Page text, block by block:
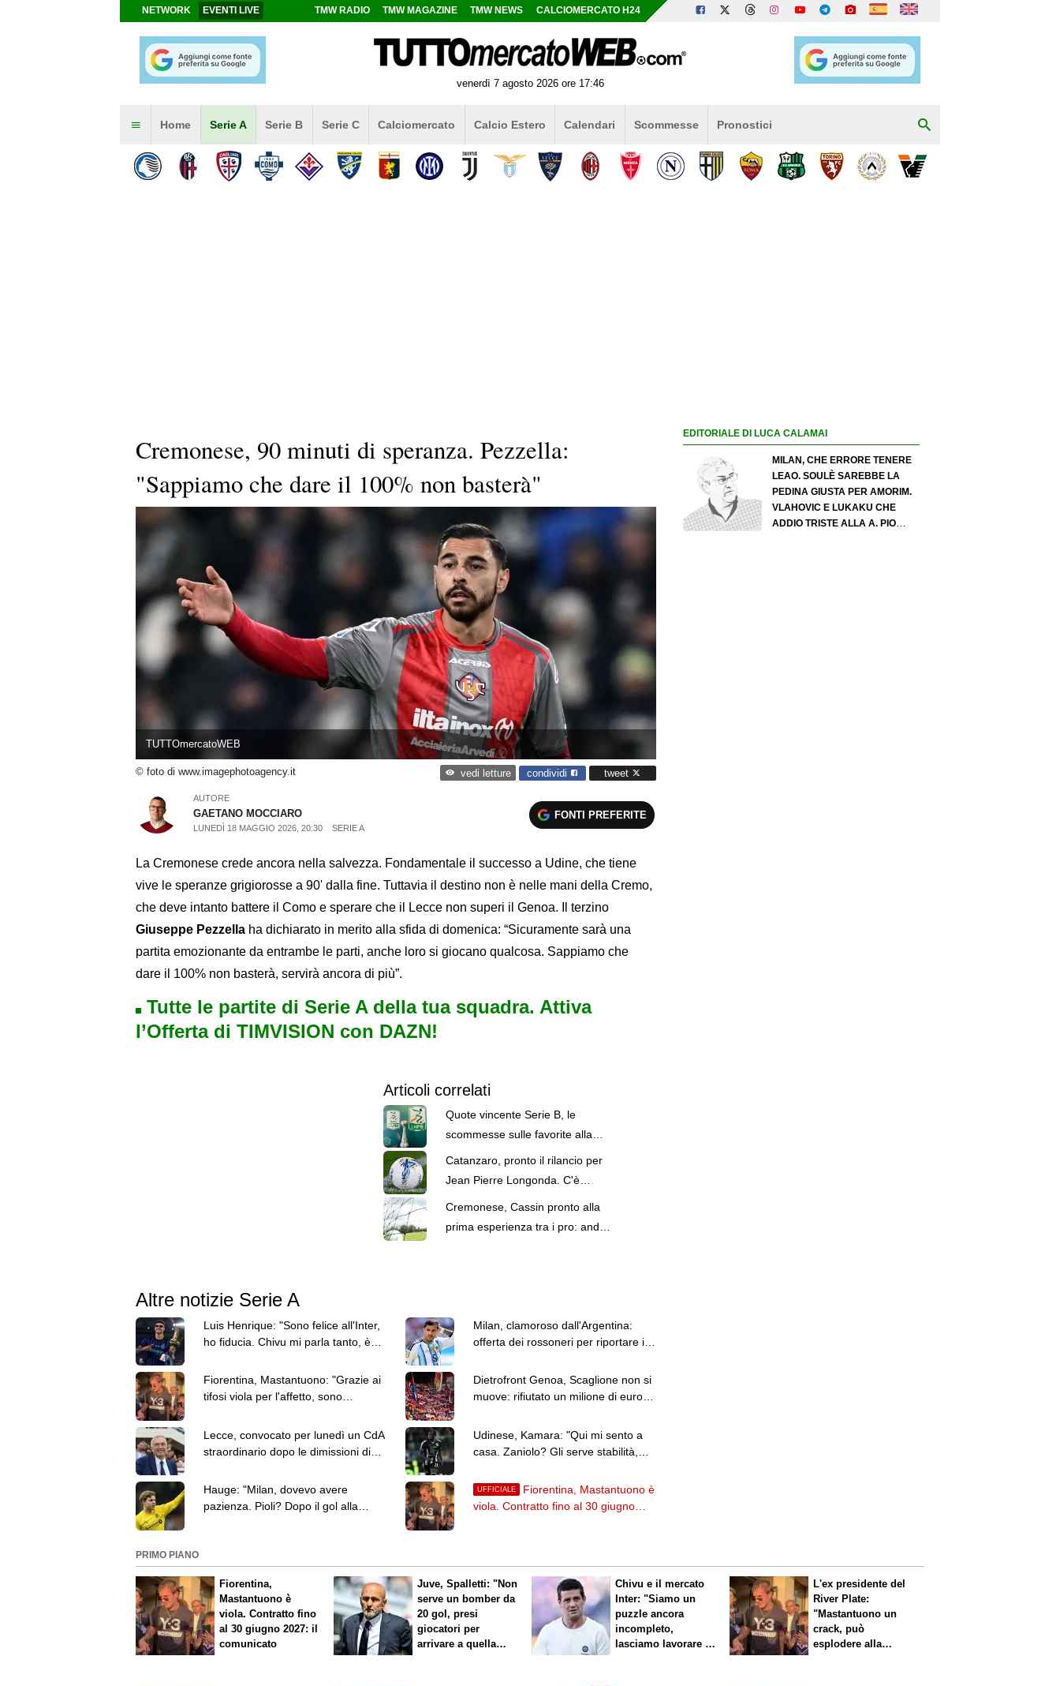
NETWORK EVENTI LIVE TMW RADIO TMW MAGAZINE TMW NEWS CALCIOMERCATO H24
venerdì 7 agosto 2026 ore 17:46
Home Serie A Serie B Serie C Calciomercato Calcio Estero Calendari Scommesse Pronostici
Cremonese, 90 minuti di speranza. Pezzella:
"Sappiamo che dare il 100% non basterà"
TUTTOmercatoWEB
© foto di www.imagephotoagency.it vedi letture condividi tweet
AUTORE
GAETANO MOCCIARO
LUNEDÌ 18 MAGGIO 2026, 20:30 SERIE A
FONTI PREFERITE
La Cremonese crede ancora nella salvezza. Fondamentale il successo a Udine, che tiene
vive le speranze grigiorosse a 90' dalla fine. Tuttavia il destino non è nelle mani della Cremo,
che deve intanto battere il Como e sperare che il Lecce non superi il Genoa. Il terzino
Giuseppe Pezzella ha dichiarato in merito alla sfida di domenica: “Sicuramente sarà una
partita emozionante da entrambe le parti, anche loro si giocano qualcosa. Sappiamo che
dare il 100% non basterà, servirà ancora di più”.
Tutte le partite di Serie A della tua squadra. Attiva
l’Offerta di TIMVISION con DAZN!
Articoli correlati
Quote vincente Serie B, le
scommesse sulle favorite alla
promozione
Catanzaro, pronto il rilancio per
Jean Pierre Longonda. C'è
anche la Cremonese
Cremonese, Cassin pronto alla
prima esperienza tra i pro: andrà
Altre notizie Serie A
Luis Henrique: "Sono felice all'Inter,
ho fiducia. Chivu mi parla tanto, è
Milan, clamoroso dall'Argentina:
offerta dei rossoneri per riportare in
Fiorentina, Mastantuono: "Grazie ai
tifosi viola per l'affetto, sono
Dietrofront Genoa, Scaglione non si
muove: rifiutato un milione di euro
Lecce, convocato per lunedì un CdA
straordinario dopo le dimissioni di
Udinese, Kamara: "Qui mi sento a
casa. Zaniolo? Gli serve stabilità,
Hauge: "Milan, dovevo avere
pazienza. Pioli? Dopo il gol alla
UFFICIALE
Fiorentina, Mastantuono è
viola. Contratto fino al 30 giugno
EDITORIALE DI LUCA CALAMAI
MILAN, CHE ERRORE TENERE
LEAO. SOULÈ SAREBBE LA
PEDINA GIUSTA PER AMORIM.
VLAHOVIC E LUKAKU CHE
ADDIO TRISTE ALLA A. PIO
PRIMO PIANO
Fiorentina,
Mastantuono è
viola. Contratto fino
al 30 giugno 2027: il
comunicato
Juve, Spalletti: "Non
serve un bomber da
20 gol, presi
giocatori per
arrivare a quella
Chivu e il mercato
Inter: "Siamo un
puzzle ancora
incompleto,
lasciamo lavorare i
L'ex presidente del
River Plate:
"Mastantuono un
crack, può
esplodere alla